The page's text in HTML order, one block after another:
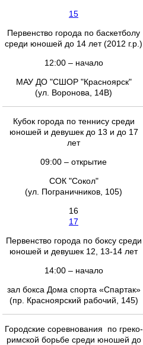
15
Первенство города по баскетболу
среди юношей до 14 лет (2012 г.р.)
12:00 – начало
МАУ ДО "СШОР "Красноярск"
(ул. Воронова, 14В)
Кубок города по теннису среди
юношей и девушек до 13 и до 17
лет
09:00 – открытие
СОК "Сокол"
(ул. Пограничников, 105)
16
17
Первенство города по боксу среди
юношей и девушек 12, 13-14 лет
14:00 – начало
зал бокса Дома спорта «Спартак»
(пр. Красноярский рабочий, 145)
Городские соревнования по греко-
римской борьбе среди юношей до